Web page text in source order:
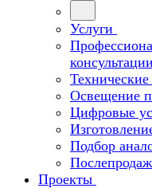
Услуги
консультации
Технические
Освещение
Цифровые
Подбор
Проекты